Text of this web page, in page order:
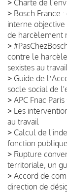
> Charte de
> Bosch France
interne
de harcèlement
>
contre le
sexistes au travail
> Guide de
socle social de
> APC Fnac
> Les
au travail
> Calcul de
fonction publique
> Rupture
territoriale, un
> Accord de
direction de